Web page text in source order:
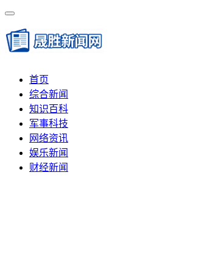
首页
综合新闻
知识百科
军事科技
网络资讯
娱乐新闻
财经新闻